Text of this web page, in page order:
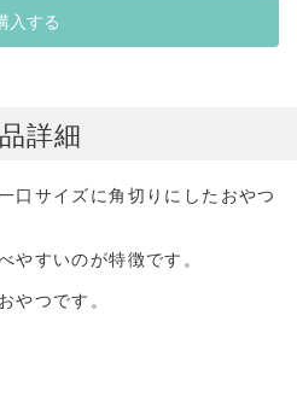
詳細
口サイズに角切りにしたおやつ
やすいのが特徴です。
やつです。